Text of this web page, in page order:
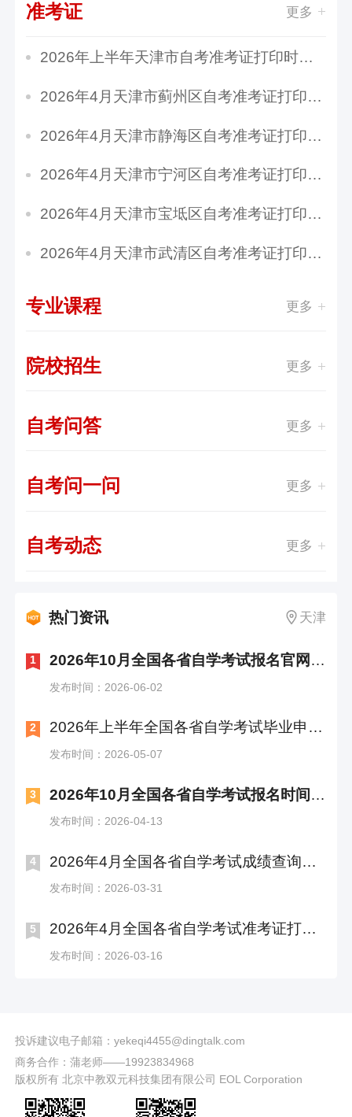
准考证 更多
2026年上半年天津市自考准考证打印时间：4月1日...
2026年4月天津市蓟州区自考准考证打印时间：4月...
2026年4月天津市静海区自考准考证打印时间：4月...
2026年4月天津市宁河区自考准考证打印时间：4月...
2026年4月天津市宝坻区自考准考证打印时间：4月...
2026年4月天津市武清区自考准考证打印时间：4月...
专业课程 更多
院校招生 更多
自考问答 更多
自考问一问 更多
自考动态 更多
热门资讯 天津
1 2026年10月全国各省自学考试报名官网入口汇总
发布时间：2026-06-02
2 2026年上半年全国各省自学考试毕业申请时间及入口汇总
发布时间：2026-05-07
3 2026年10月全国各省自学考试报名时间及入口汇总
发布时间：2026-04-13
4 2026年4月全国各省自学考试成绩查询时间及入口汇总
发布时间：2026-03-31
5 2026年4月全国各省自学考试准考证打印时间及入口汇总
发布时间：2026-03-16
投诉建议电子邮箱：yekeqi4455@dingtalk.com
商务合作：蒲老师——19923834968
版权所有 北京中教双元科技集团有限公司 EOL Corporation